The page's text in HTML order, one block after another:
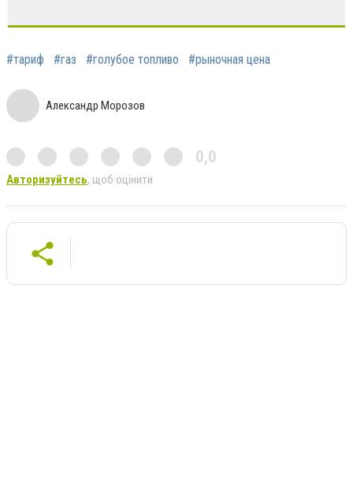
#тариф #газ #голубое топливо #рыночная цена
Александр Морозов
0,0
Авторизуйтесь, щоб оцінити